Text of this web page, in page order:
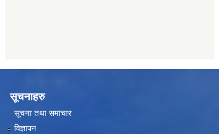
सूचनाहरु
सूचना तथा समाचार
विज्ञापन